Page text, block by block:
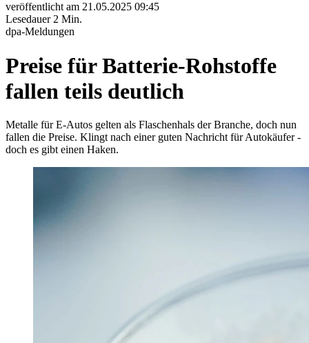
veröffentlicht am 21.05.2025 09:45
Lesedauer 2 Min.
dpa-Meldungen
Preise für Batterie-Rohstoffe
fallen teils deutlich
Metalle für E-Autos gelten als Flaschenhals der Branche, doch nun
fallen die Preise. Klingt nach einer guten Nachricht für Autokäufer -
doch es gibt einen Haken.